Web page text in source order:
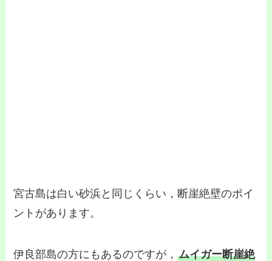
宮古島は白い砂浜と同じくらい，断崖絶壁のポイ
ントがあります。
伊良部島の方にもあるのですが，ムイガー断崖絶